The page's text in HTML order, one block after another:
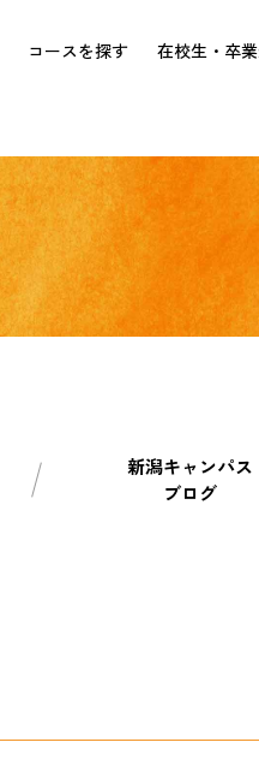
コースを探す 在校生・卒
新潟キャンパス
ブログ